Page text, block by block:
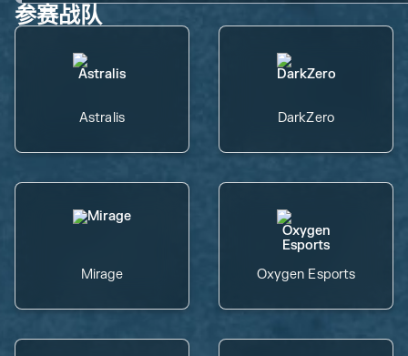
参赛战队
Astralis DarkZero
Mirage Oxygen Esports